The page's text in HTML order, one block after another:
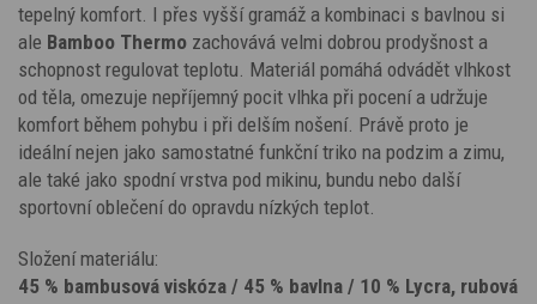
tepelný komfort. I přes vyšší gramáž a kombinaci s bavlnou si
ale Bamboo Thermo zachovává velmi dobrou prodyšnost a
schopnost regulovat teplotu. Materiál pomáhá odvádět vlhkost
od těla, omezuje nepříjemný pocit vlhka při pocení a udržuje
komfort během pohybu i při delším nošení. Právě proto je
ideální nejen jako samostatné funkční triko na podzim a zimu,
ale také jako spodní vrstva pod mikinu, bundu nebo další
sportovní oblečení do opravdu nízkých teplot.
Složení materiálu:
45 % bambusová viskóza / 45 % bavlna / 10 % Lycra, rubová